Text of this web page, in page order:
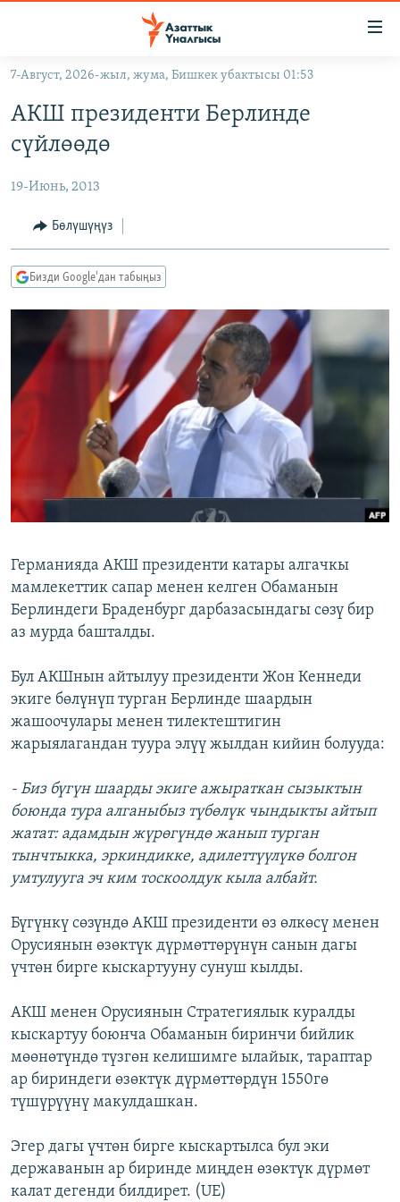
Навигацияга
өтүңүз
салыңыз
КЫРГЫЗСТАН
САЯСАТ
ЭКОНОМИКА
ДҮЙНӨ
ДҮЙНӨ
БОРБОР АЗИЯ
УКРАИНА
АТАЙЫН ИЛИКТӨӨ
БҮГҮН АЗАТТЫКТА
ЭКСПЕРТТЕР ТАЛДАЙТ
БИЗ ЖАНА ДҮЙНӨ
ЭЖЕ-СИҢДИЛЕР
ЫҢГАЙСЫЗ СУРООЛОР
ПОДКАСТ
ӨЗГӨЧӨ ПИКИР
Русский
ОНЛАЙН ШЕРИНЕ
7-Август, 2026-жыл, жума, Бишкек убактысы 01:53
АКШ президенти Берлинде
сүйлөөдө
19-Июнь, 2013
Бөлүшүңүз
Бизди Google'дан табыңыз
Германияда АКШ президенти катары алгачкы
мамлекеттик сапар менен келген Обаманын
Берлиндеги Браденбург дарбазасындагы сөзү бир
аз мурда башталды.
Бул АКШнын айтылуу президенти Жон Кеннеди
экиге бөлүнүп турган Берлинде шаардын
жашоочулары менен тилектештигин
жарыялагандан туура элүү жылдан кийин болууда:
- Биз бүгүн шаарды экиге ажыраткан сызыктын
боюнда тура алганыбыз түбөлүк чындыкты айтып
жатат: адамдын жүрөгүндө жанып турган
тынчтыкка, эркиндикке, адилеттүүлүкө болгон
умтулууга эч ким тоскоолдук кыла албайт.
Бүгүнкү сөзүндө АКШ президенти өз өлкөсү менен
Орусиянын өзөктүк дүрмөттөрүнүн санын дагы
үчтөн бирге кыскартууну сунуш кылды.
АКШ менен Орусиянын Стратегиялык куралды
кыскартуу боюнча Обаманын биринчи бийлик
мөөнөтүндө түзгөн келишимге ылайык, тараптар
ар бириндеги өзөктүк дүрмөттөрдүн 1550гө
түшүрүүнү макулдашкан.
Эгер дагы үчтөн бирге кыскартылса бул эки
державанын ар биринде миңден өзөктүк дүрмөт
калат дегенди билдирет. (UE)